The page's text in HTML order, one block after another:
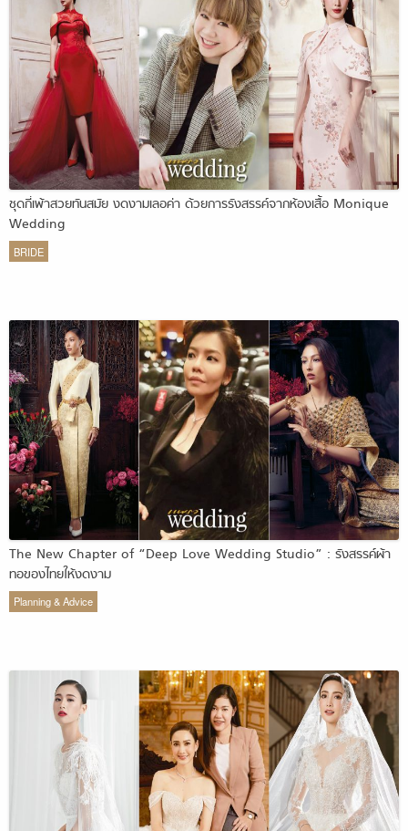
ชุดกี่เพ้าสวยทันสมัย งดงามเลอค่า ด้วยการรังสรรค์จากห้องเสื้อ Monique
Wedding
BRIDE
The New Chapter of “Deep Love Wedding Studio” : รังสรรค์ผ้า
ทอของไทยให้งดงาม
Planning & Advice